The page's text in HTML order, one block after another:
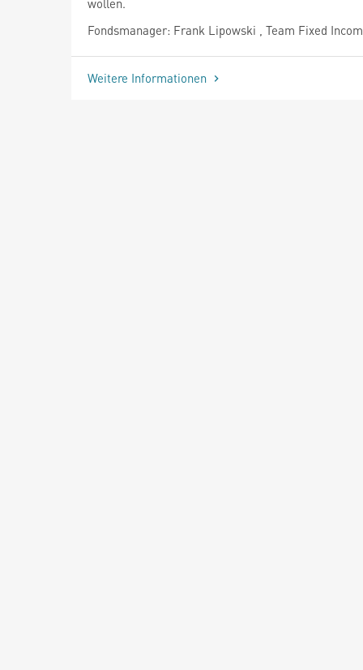
Fondsmanager: Frank Lipowski , Team Fixed
Weitere Informationen